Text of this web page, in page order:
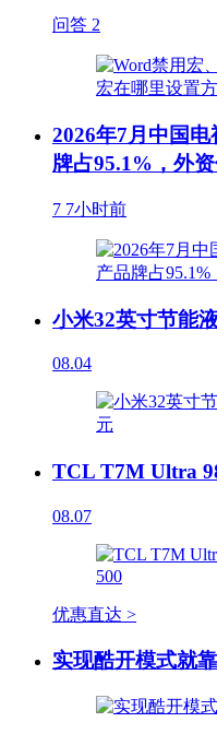
问答 2
2026年7月中国
牌占95.1%，外
7 7小时前
小米32英寸节能
08.04
TCL T7M Ultra
08.07
优惠直达 >
实现酷开模式就